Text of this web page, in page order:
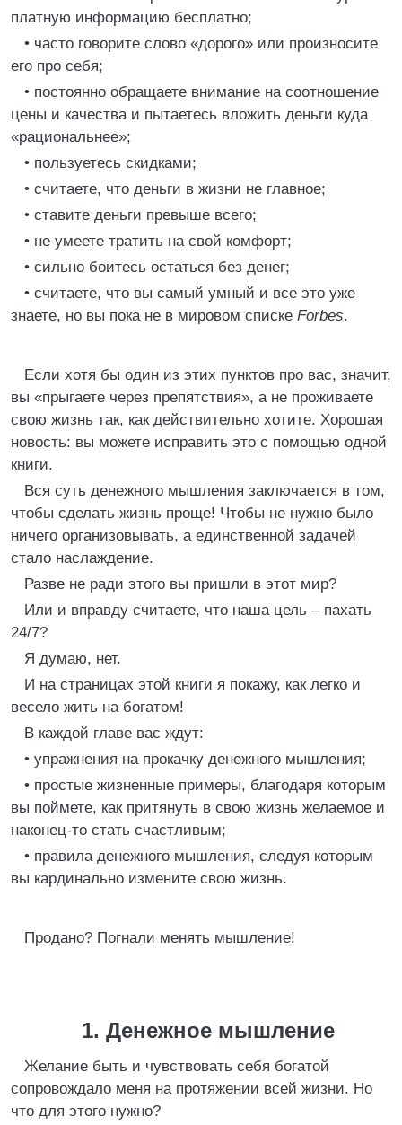
платную информацию бесплатно;
• часто говорите слово «дорого» или произносите
его про себя;
• постоянно обращаете внимание на соотношение
цены и качества и пытаетесь вложить деньги куда
«рациональнее»;
• пользуетесь скидками;
• считаете, что деньги в жизни не главное;
• ставите деньги превыше всего;
• не умеете тратить на свой комфорт;
• сильно боитесь остаться без денег;
• считаете, что вы самый умный и все это уже
знаете, но вы пока не в мировом списке Forbes.
Если хотя бы один из этих пунктов про вас, значит,
вы «прыгаете через препятствия», а не проживаете
свою жизнь так, как действительно хотите. Хорошая
новость: вы можете исправить это с помощью одной
книги.
Вся суть денежного мышления заключается в том,
чтобы сделать жизнь проще! Чтобы не нужно было
ничего организовывать, а единственной задачей
стало наслаждение.
Разве не ради этого вы пришли в этот мир?
Или и вправду считаете, что наша цель – пахать
24/7?
Я думаю, нет.
И на страницах этой книги я покажу, как легко и
весело жить на богатом!
В каждой главе вас ждут:
• упражнения на прокачку денежного мышления;
• простые жизненные примеры, благодаря которым
вы поймете, как притянуть в свою жизнь желаемое и
наконец-то стать счастливым;
• правила денежного мышления, следуя которым
вы кардинально измените свою жизнь.
Продано? Погнали менять мышление!
1. Денежное мышление
Желание быть и чувствовать себя богатой
сопровождало меня на протяжении всей жизни. Но
что для этого нужно?